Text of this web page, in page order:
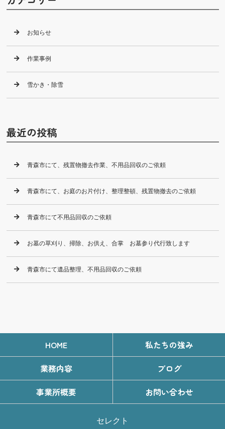
お知らせ
作業事例
雪かき・除雪
最近の投稿
青森市にて、残置物撤去作業、不用品回収のご依頼
青森市にて、お庭のお片付け、整理整頓、残置物撤去のご依頼
青森市にて不用品回収のご依頼
お墓の草刈り、掃除、お供え、合掌 お墓参り代行致します
青森市にて遺品整理、不用品回収のご依頼
HOME
私たちの強み
業務内容
ブログ
事業所概要
お問い合わせ
セレクト